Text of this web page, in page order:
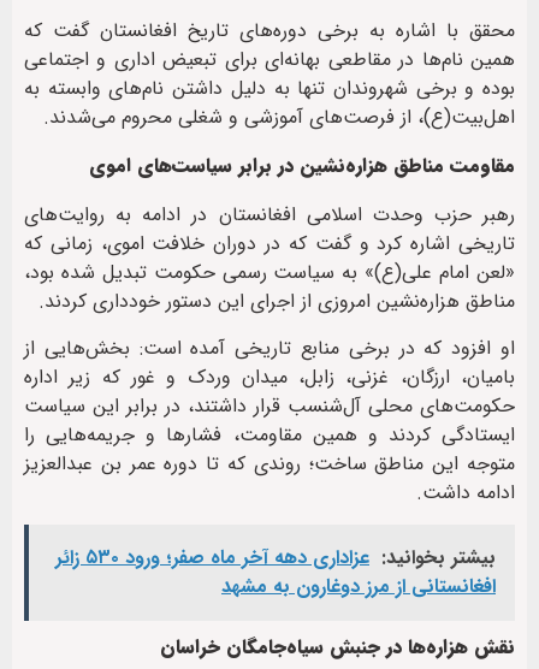
محقق با اشاره به برخی دوره‌های تاریخ افغانستان گفت که
همین نام‌ها در مقاطعی بهانه‌ای برای تبعیض اداری و اجتماعی
بوده و برخی شهروندان تنها به دلیل داشتن نام‌های وابسته به
اهل‌بیت(ع)، از فرصت‌های آموزشی و شغلی محروم می‌شدند.
مقاومت مناطق هزاره‌نشین در برابر سیاست‌های اموی
رهبر حزب وحدت اسلامی افغانستان در ادامه به روایت‌های
تاریخی اشاره کرد و گفت که در دوران خلافت اموی، زمانی که
«لعن امام علی(ع)» به سیاست رسمی حکومت تبدیل شده بود،
مناطق هزاره‌نشین امروزی از اجرای این دستور خودداری کردند.
او افزود که در برخی منابع تاریخی آمده است: بخش‌هایی از
بامیان، ارزگان، غزنی، زابل، میدان وردک و غور که زیر اداره
حکومت‌های محلی آل‌شنسب قرار داشتند، در برابر این سیاست
ایستادگی کردند و همین مقاومت، فشارها و جریمه‌هایی را
متوجه این مناطق ساخت؛ روندی که تا دوره عمر بن عبدالعزیز
ادامه داشت.
بیشتر بخوانید:
عزاداری دهه آخر ماه صفر؛ ورود ۵۳۰ زائر
افغانستانی از مرز دوغارون به مشهد
نقش هزاره‌ها در جنبش سیاه‌جامگان خراسان